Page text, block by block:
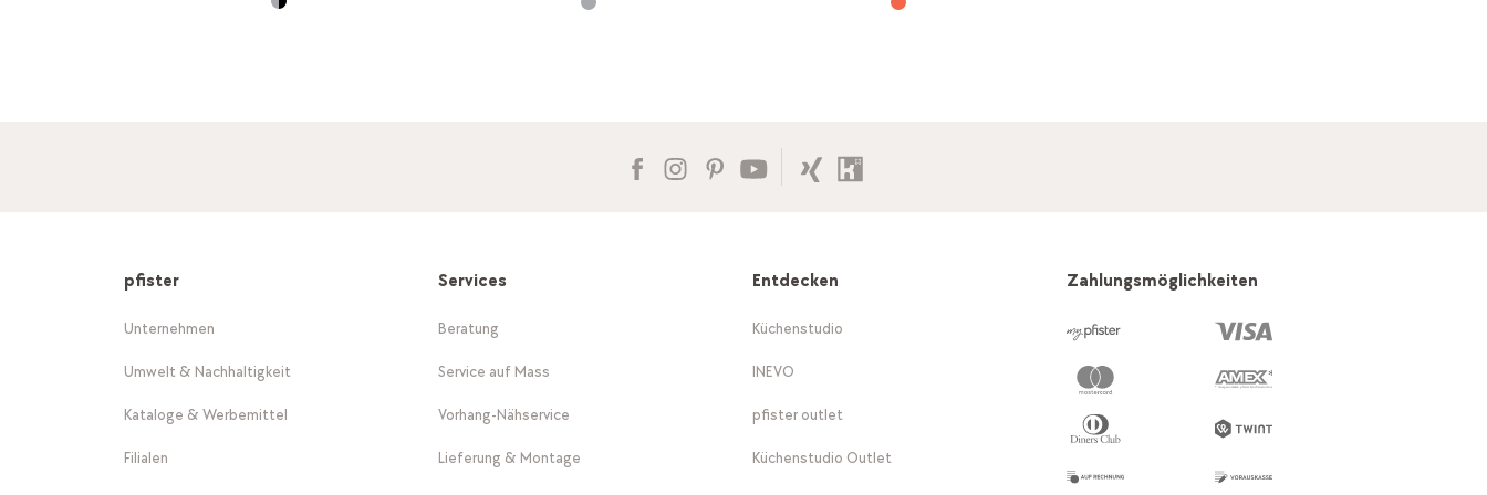
pfister
Unternehmen
Umwelt & Nachhaltigkeit
Kataloge & Werbemittel
Filialen
Services
Beratung
Service auf Mass
Vorhang-Nähservice
Lieferung & Montage
Entdecken
Küchenstudio
INEVO
pfister outlet
Küchenstudio Outlet
Zahlungsmöglichkeiten